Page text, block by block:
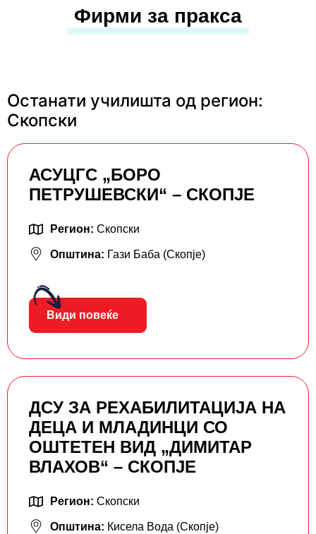
Фирми за пракса
Останати училишта од регион:
Скопски
АСУЦГС „БОРО
ПЕТРУШЕВСКИ“ – СКОПЈЕ
Регион: Скопски
Општина: Гази Баба (Скопје)
Види повеќе
ДСУ ЗА РЕХАБИЛИТАЦИЈА НА
ДЕЦА И МЛАДИНЦИ СО
ОШТЕТЕН ВИД „ДИМИТАР
ВЛАХОВ“ – СКОПЈЕ
Регион: Скопски
Општина: Кисела Вода (Скопје)